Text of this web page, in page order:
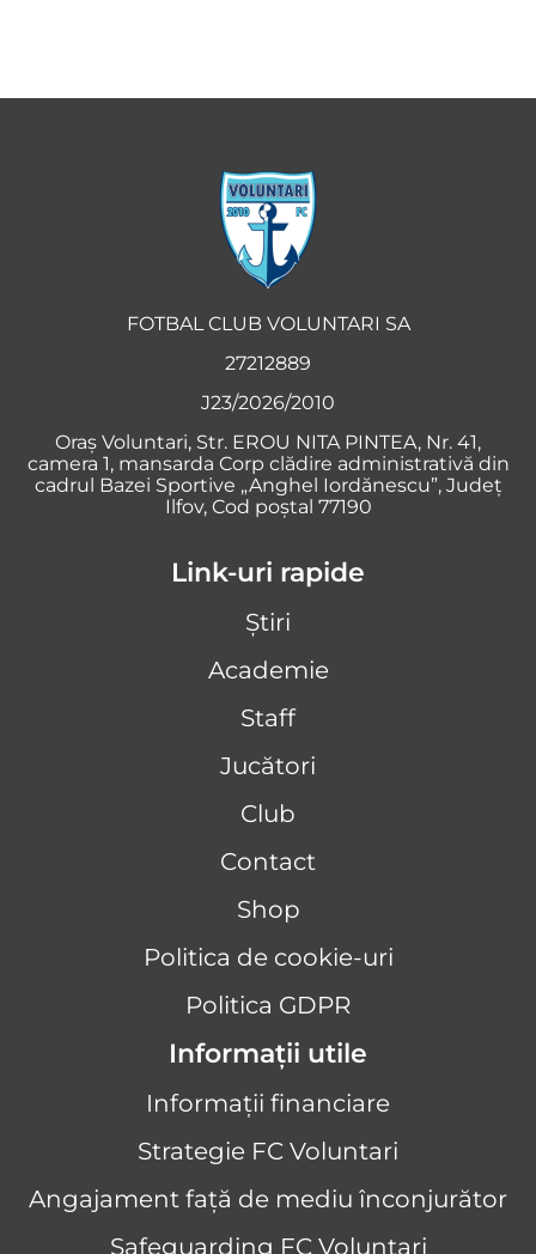
FOTBAL CLUB VOLUNTARI SA
27212889
J23/2026/2010
Oraş Voluntari, Str. EROU NITA PINTEA, Nr. 41,
camera 1, mansarda Corp clădire administrativă din
cadrul Bazei Sportive „Anghel Iordănescu”, Județ
Ilfov, Cod poștal 77190
Link-uri rapide
Știri
Academie
Staff
Jucători
Club
Contact
Shop
Politica de cookie-uri
Politica GDPR
Informații utile
Informații financiare
Strategie FC Voluntari
Angajament față de mediu înconjurător
Safeguarding FC Voluntari